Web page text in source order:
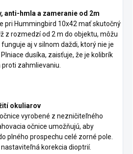
anti-hmla a zameranie od 2m
pri Hummingbird 10x42 mať skutočný
z rozmedzí od 2 m do objektu, môžu
aj v silnom daždi, ktorý nie je
dusíka, zaisťuje, že je kolibrík
proti zahmlievaniu.
okuliarov
vyrobené z nezničiteľného
očnice umožňujú, aby
plného prospechu celé zorné pole.
korekcia dioptrií.